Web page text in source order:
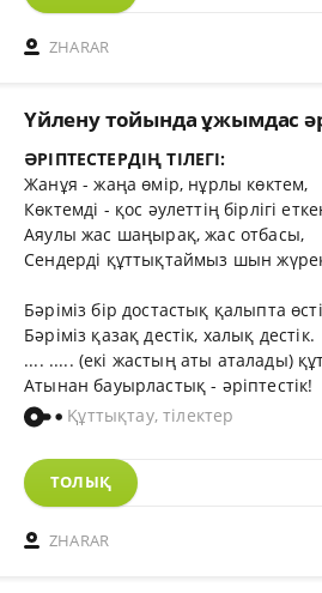
ZHARAR
Үйлену тойында ұжымдас
ӘРІПТЕСТЕРДІҢ ТІЛЕГІ:
Жанұя - жаңа өмір, нұрлы көктем,
Көктемді - қос әулеттің бірлігі
Аяулы жас шаңырақ, жас отбасы,
Сендерді құттықтаймыз шын
Бәріміз бір достастық қалыпта
Бәріміз қазақ дестік, халық дестік.
.... ..... (екі жастың аты аталады)
Атынан бауырластық - әріптестік!
Құттықтау, тілектер
ТОЛЫҚ
ZHARAR